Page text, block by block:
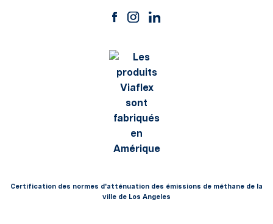
Certification des normes d'atténuation des émissions de méthane de la
ville de Los Angeles